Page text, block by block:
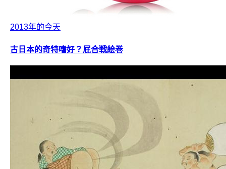
2013年的今天
古日本的奇特嗜好？屁合戦絵巻